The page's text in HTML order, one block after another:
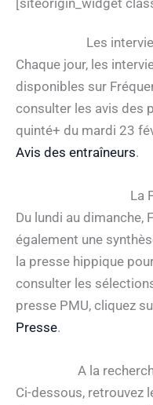
[siteorigin_widget
Les
Chaque jour, les
disponibles sur
consulter les avis des
quinté+ du mardi 23
Avis des entraîneurs.
La
Du lundi au dimanche,
également une
la presse hippique
consulter les
presse PMU, cliquez
Presse.
A la
Ci-dessous, retrouvez